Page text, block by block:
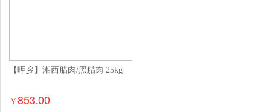
【呷乡】湘西腊肉/黑腊肉 25kg
￥853.00